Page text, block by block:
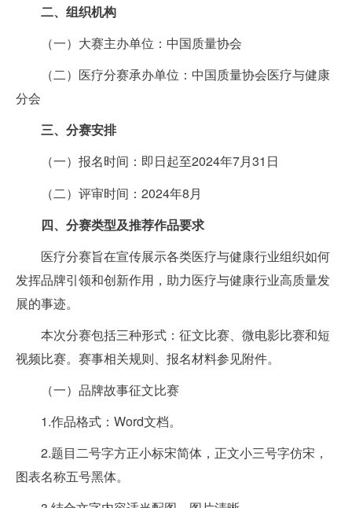
二、组织机构
（一）大赛主办单位：中国质量协会
（二）医疗分赛承办单位：中国质量协会医疗与健康
分会
三、分赛安排
（一）报名时间：即日起至2024年7月31日
（二）评审时间：2024年8月
四、分赛类型及推荐作品要求
医疗分赛旨在宣传展示各类医疗与健康行业组织如何
发挥品牌引领和创新作用，助力医疗与健康行业高质量发
展的事迹。
本次分赛包括三种形式：征文比赛、微电影比赛和短
视频比赛。赛事相关规则、报名材料参见附件。
（一）品牌故事征文比赛
1.作品格式：Word文档。
2.题目二号字方正小标宋简体，正文小三号字仿宋，
图表名称五号黑体。